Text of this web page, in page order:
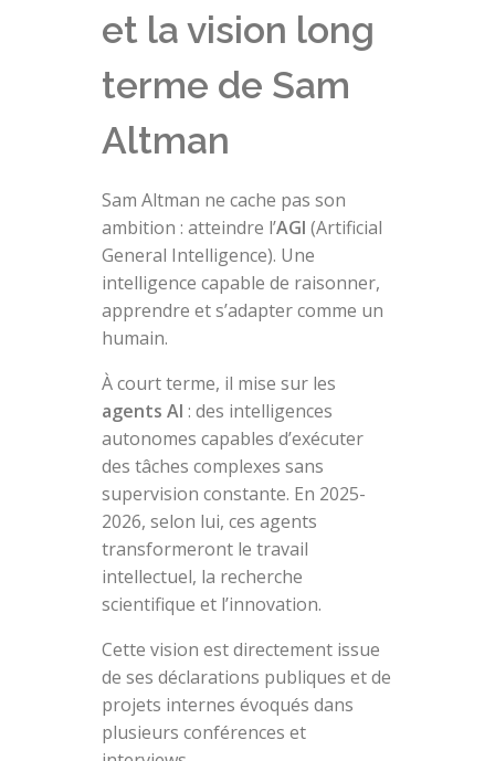
et la vision long
terme de Sam
Altman
Sam Altman ne cache pas son
ambition : atteindre l’AGI (Artificial
General Intelligence). Une
intelligence capable de raisonner,
apprendre et s’adapter comme un
humain.
À court terme, il mise sur les
agents AI : des intelligences
autonomes capables d’exécuter
des tâches complexes sans
supervision constante. En 2025-
2026, selon lui, ces agents
transformeront le travail
intellectuel, la recherche
scientifique et l’innovation.
Cette vision est directement issue
de ses déclarations publiques et de
projets internes évoqués dans
plusieurs conférences et